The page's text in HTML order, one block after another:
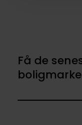
Få de